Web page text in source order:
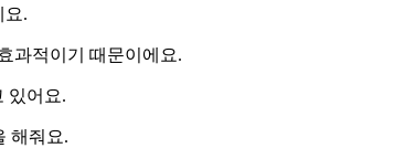
요.
과적이기 때문이에요.
있어요.
해줘요.